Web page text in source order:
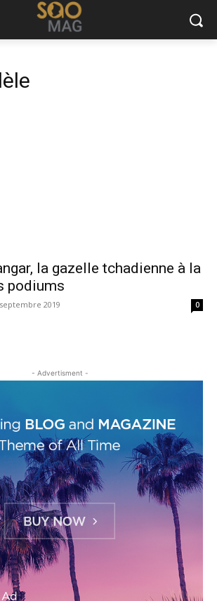
la gazelle tchadienne à la
podiums
2019 0
- Advertisment -